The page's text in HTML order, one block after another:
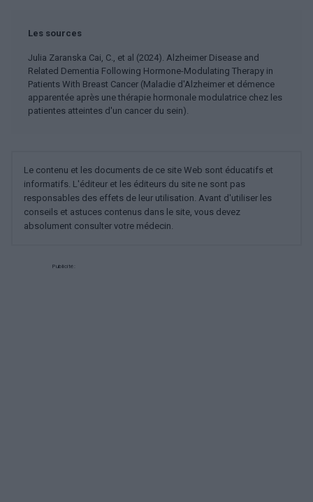
Les sources
Julia Zaranska Cai, C., et al (2024). Alzheimer Disease and
Related Dementia Following Hormone-Modulating Therapy in
Patients With Breast Cancer (Maladie d'Alzheimer et démence
apparentée après une thérapie hormonale modulatrice chez les
patientes atteintes d'un cancer du sein).
Le contenu et les documents de ce site Web sont éducatifs et
informatifs. L'éditeur et les éditeurs du site ne sont pas
responsables des effets de leur utilisation. Avant d'utiliser les
conseils et astuces contenus dans le site, vous devez
absolument consulter votre médecin.
Publicité: